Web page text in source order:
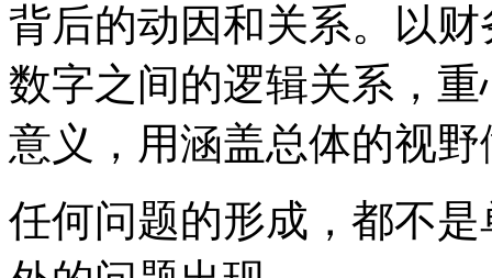
背后的动因和关系。以
数字之间的逻辑关系，
意义，用涵盖总体的视
任何问题的形成，都不